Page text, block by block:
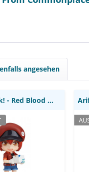
angesehen
- Red Blood
Cells at Work! - Red Blood Cell Nendoroid:...